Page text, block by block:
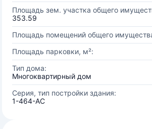
Площадь зем. участка общего
353.59
Площадь помещений общего
Площадь парковки, м²:
Тип дома:
Многоквартирный дом
Серия, тип постройки здания:
1-464-АС